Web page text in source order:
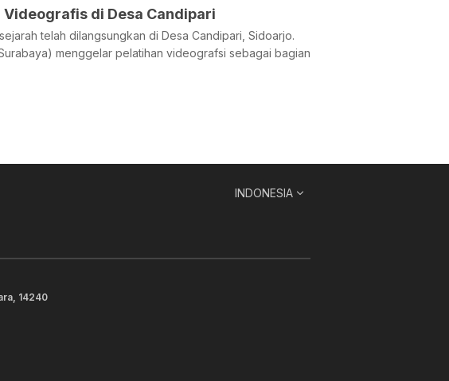
di Desa Candipari
telah dilangsungkan di Desa Candipari, Sidoarjo.
menggelar pelatihan videografsi sebagai bagian
INDONESIA
14240